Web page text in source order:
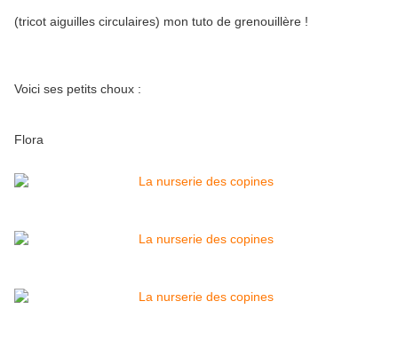
(tricot aiguilles circulaires) mon tuto de grenouillère !
Voici ses petits choux :
Flora